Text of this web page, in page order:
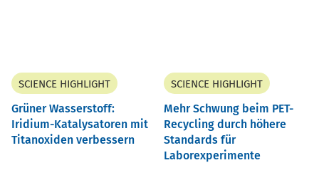
SCIENCE HIGHLIGHT
Grüner Wasserstoff:
Iridium-Katalysatoren mit
Titanoxiden verbessern
SCIENCE HIGHLIGHT
Mehr Schwung beim PET-
Recycling durch höhere
Standards für
Laborexperimente